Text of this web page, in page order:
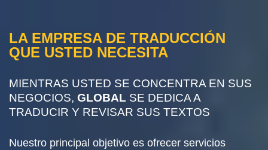
LA EMPRESA DE TRADUCCIÓN
QUE USTED NECESITA
MIENTRAS USTED SE CONCENTRA EN SUS
NEGOCIOS, GLOBAL SE DEDICA A
TRADUCIR Y REVISAR SUS TEXTOS
Nuestro principal objetivo es ofrecer servicios